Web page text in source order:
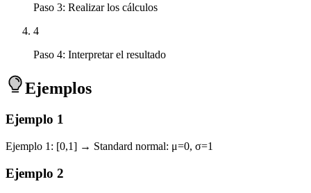
Paso 3: Realizar los cálculos
4
Paso 4: Interpretar el resultado
Ejemplos
Ejemplo 1
Ejemplo 1: [0,1] → Standard normal: μ=0, σ=1
Ejemplo 2